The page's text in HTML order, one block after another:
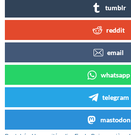
tumblr
reddit
email
whatsapp
telegram
mastodon